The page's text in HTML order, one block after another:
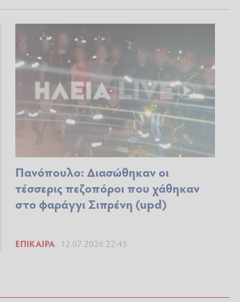
Πανόπουλο: Διασώθηκαν οι
τέσσερις πεζοπόροι που χάθηκαν
στο φαράγγι Σιπρένη (upd)
ΕΠΊΚΑΙΡΑ 12.07.2026 22:45